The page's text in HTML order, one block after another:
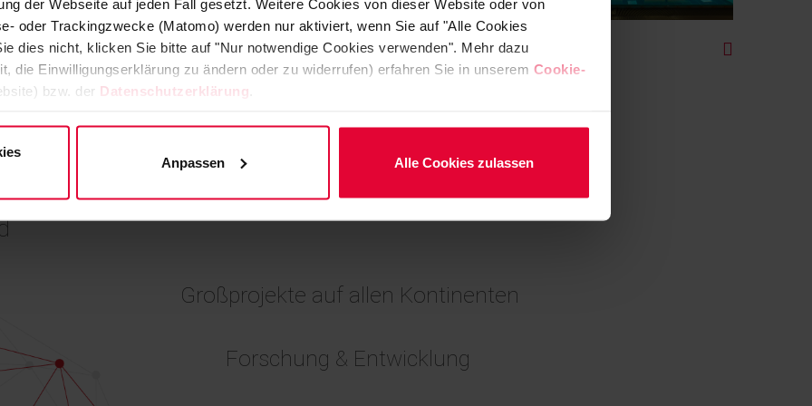
der Webseite auf jeden Fall gesetzt. Weitere Cookies von dieser Website oder von
oder Trackingzwecke (Matomo) werden nur aktiviert, wenn Sie auf "Alle Cookies
dies nicht, klicken Sie bitte auf "Nur notwendige Cookies verwenden". Mehr dazu
die Einwilligungserklärung zu ändern oder zu widerrufen) erfahren Sie in unserem Cookie-
bzw. der Datenschutzerklärung
Anpassen Alle Cookies zulassen
Linings Plastic Linings Pool Linings
EINEN BLICK
Großprojekte auf allen Kontinenten
Forschung & Entwicklung